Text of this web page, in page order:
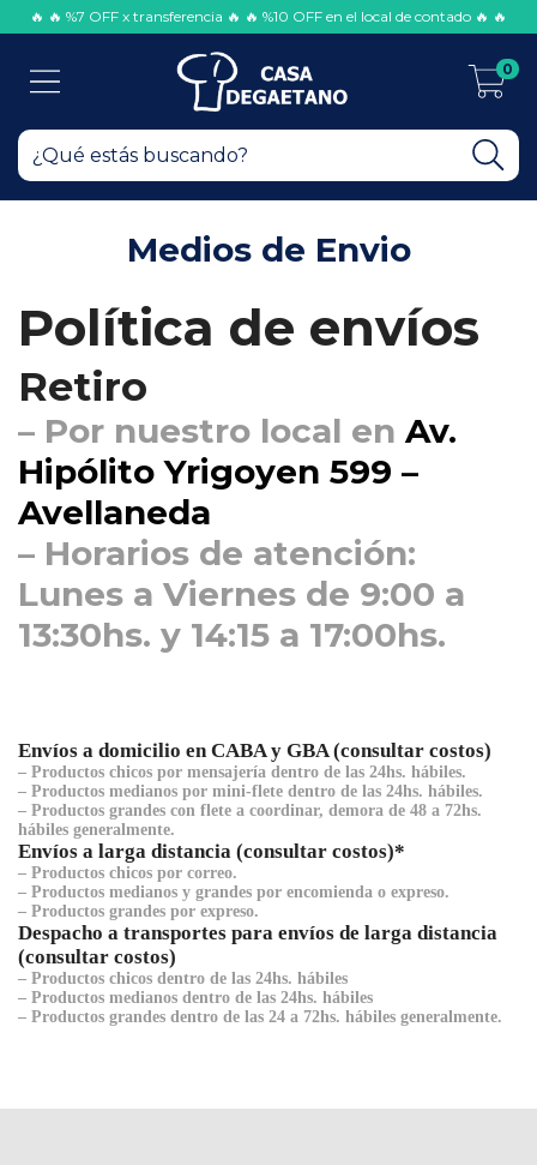
🔥 🔥 %7 OFF x transferencia 🔥 🔥 %10 OFF en el local de contado 🔥 🔥
0
Medios de Envio
Política de envíos
Retiro
– Por nuestro local en Av.
Hipólito Yrigoyen 599 –
Avellaneda
– Horarios de atención:
Lunes a Viernes de 9:00 a
13:30hs. y 14:15 a 17:00hs.
Envíos a domicilio en CABA y GBA (consultar costos)
– Productos chicos por mensajería dentro de las 24hs. hábiles.
– Productos medianos por mini-flete dentro de las 24hs. hábiles.
– Productos grandes con flete a coordinar, demora de 48 a 72hs.
hábiles generalmente.
Envíos a larga distancia (consultar costos)*
– Productos chicos por correo.
– Productos medianos y grandes por encomienda o expreso.
– Productos grandes por expreso.
Despacho a transportes para envíos de larga distancia
(consultar costos)
– Productos chicos dentro de las 24hs. hábiles
– Productos medianos dentro de las 24hs. hábiles
– Productos grandes dentro de las 24 a 72hs. hábiles generalmente.